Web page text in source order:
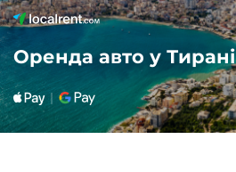
Оренда авто у Тирані